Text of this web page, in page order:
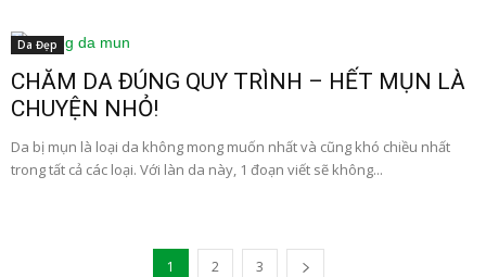
Da Đẹp
CHĂM DA ĐÚNG QUY TRÌNH – HẾT MỤN LÀ
CHUYỆN NHỎ!
Da bị mụn là loại da không mong muốn nhất và cũng khó chiều nhất
trong tất cả các loại. Với làn da này, 1 đoạn viết sẽ không...
1 2 3